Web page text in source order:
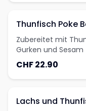
Thunfisch Poke
Zubereitet mit
Gurken und Sesam
CHF 22.90
Lachs und